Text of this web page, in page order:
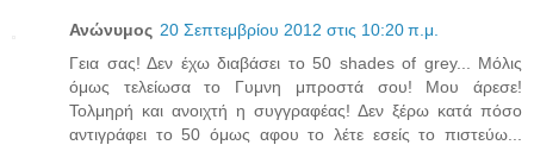
Ανώνυμος 20 Σεπτεμβρίου 2012 στις 10:20 π.μ.
Γεια σας! Δεν έχω διαβάσει το 50 shades of grey... Μόλις
όμως τελείωσα το Γυμνη μπροστά σου! Μου άρεσε!
Τολμηρή και ανοιχτή η συγγραφέας! Δεν ξέρω κατά πόσο
αντιγράφει το 50 όμως αφου το λέτε εσείς το πιστεύω...